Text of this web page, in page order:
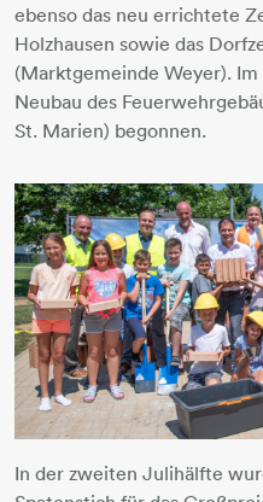
ebenso das neu errichtete
Holzhausen sowie das
(Marktgemeinde Weyer).
Neubau des
St. Marien) begonnen.
In der zweiten Julihälfte